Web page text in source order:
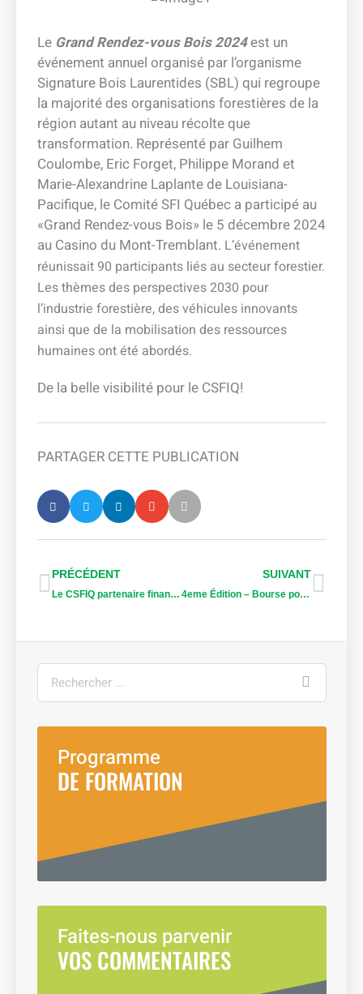
Le Grand Rendez-vous Bois2024est un
événement annuel organisé par l’organisme
Signature Bois Laurentides (SBL) qui regroupe
la majorité des organisations forestières de la
région autant au niveau récolte que
transformation. Représenté par Guilhem
Coulombe, Eric Forget, Philippe Morand et
Marie-Alexandrine Laplante de Louisiana-
Pacifique, le Comité SFI Québec a participé au
«Grand Rendez-vous Bois» le 5 décembre 2024
au Casino du Mont-Tremblant. L’événement
réunissait 90 participants liés au secteur forestier.
Les thèmes des perspectives 2030 pour
l’industrie forestière, des véhicules innovants
ainsi que de la mobilisation des ressources
humaines ont été abordés.
De la belle visibilité pour le CSFIQ!
PARTAGER CETTE PUBLICATION
Précédent
PRÉCÉDENT
Le CSFIQ partenaire financier à la 7e édition du Colloque facultaire de la FFGG de l’Université Laval
SUIVANT
4eme Édition – Bourse pour la Relève forestière du Comité SFI Québec
Rechercher
Programme
DE FORMATION
Faites-nous parvenir
VOS COMMENTAIRES